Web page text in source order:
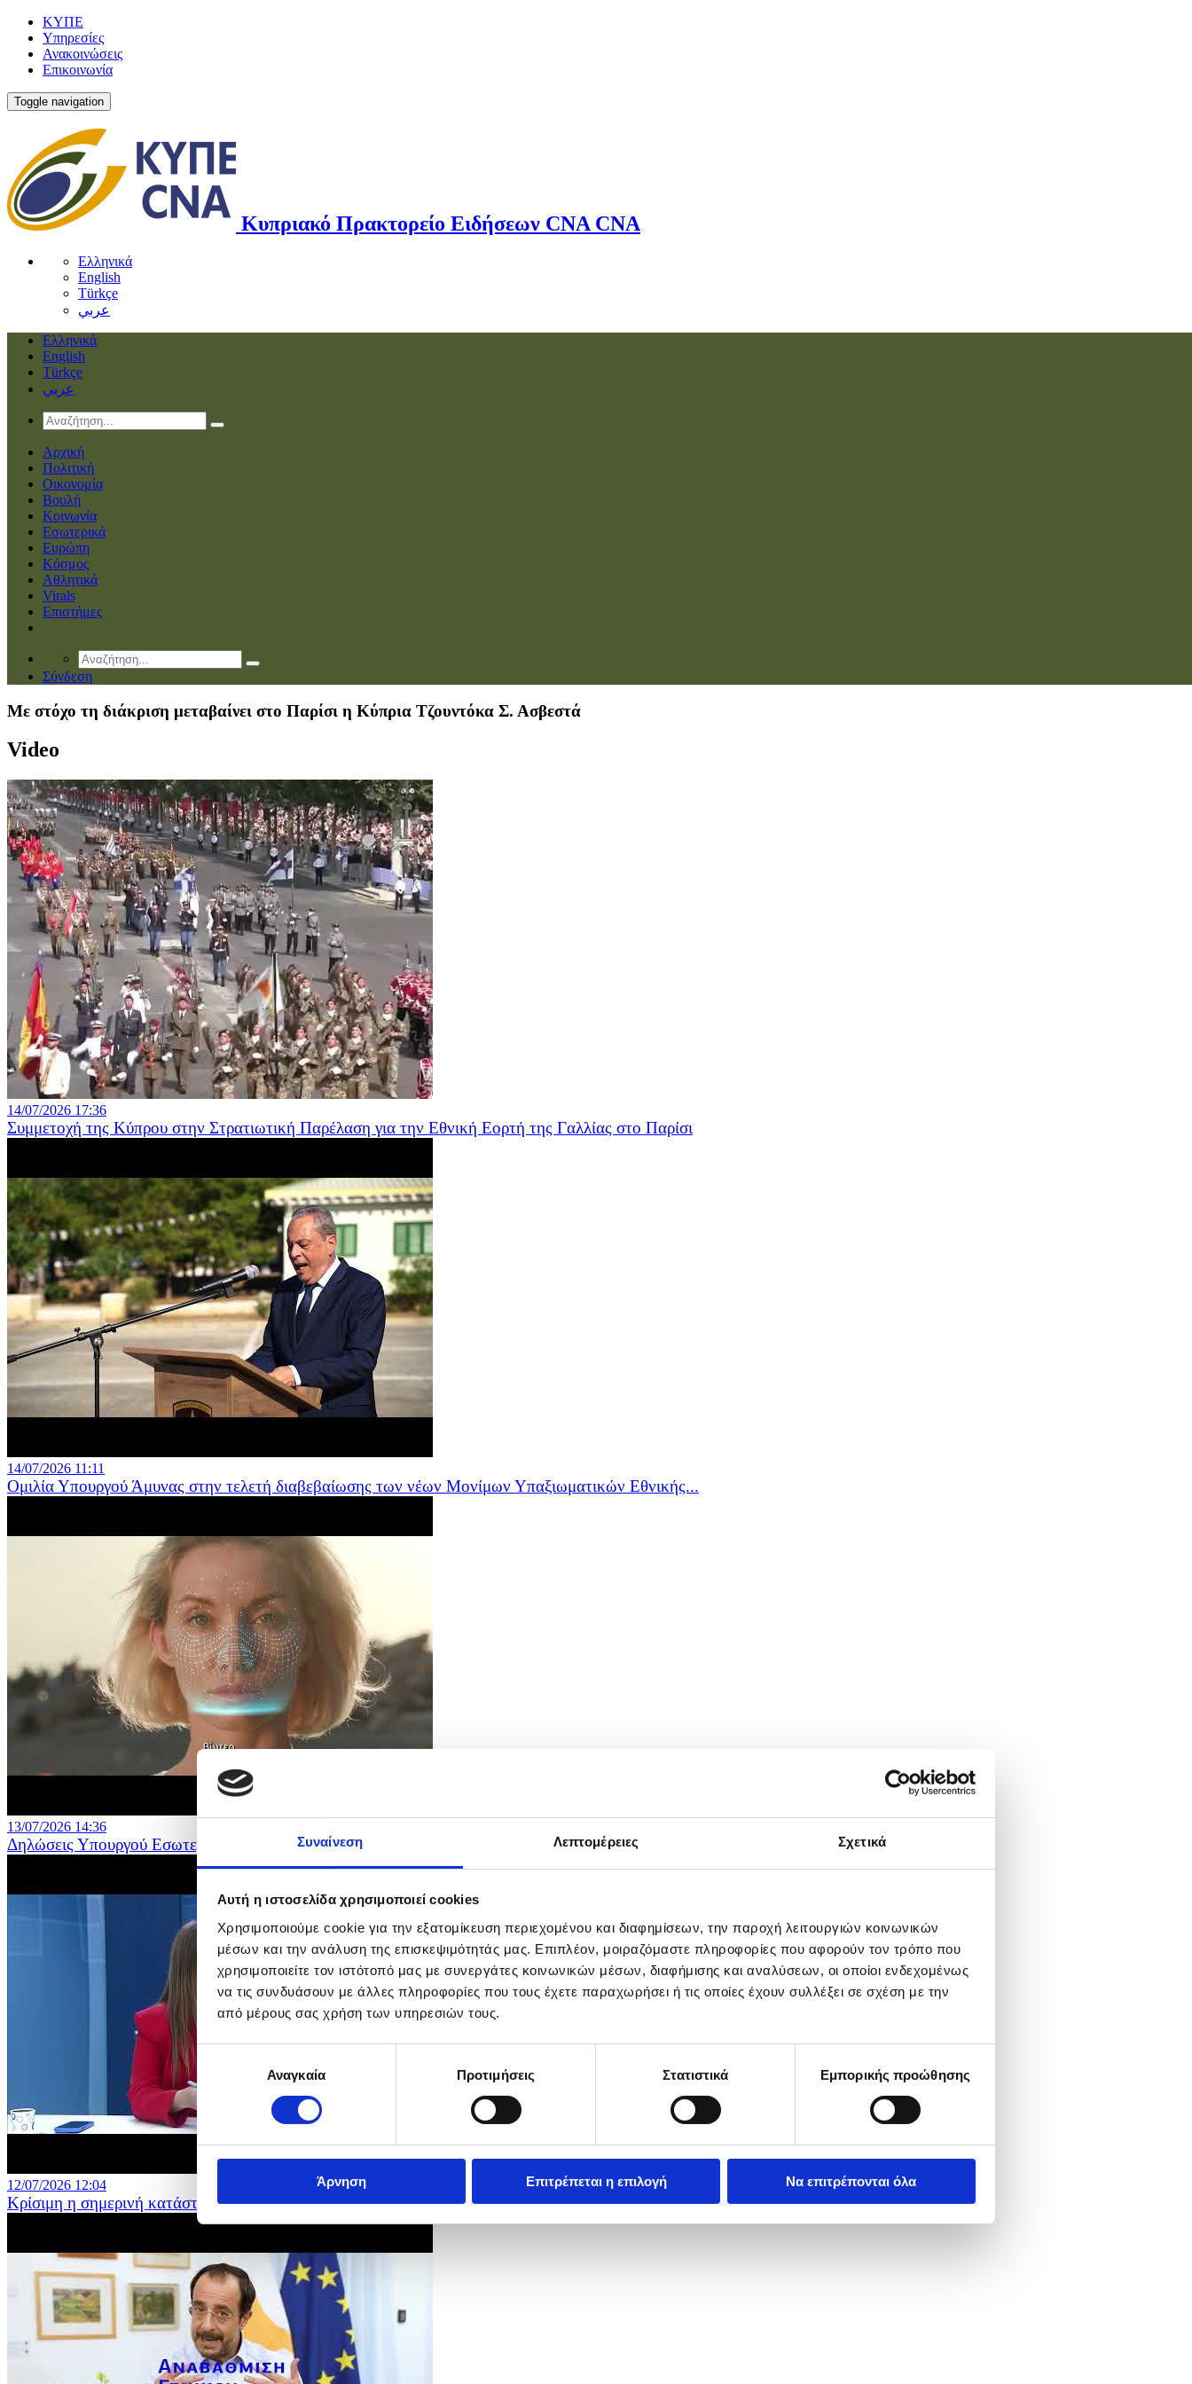
Συναίνεση Λεπτομέρειες Σχετικά
Αυτή η ιστοσελίδα χρησιμοποιεί cookies
Χρησιμοποιούμε cookie για την εξατομίκευση περιεχομένου και διαφημίσεων, την παροχή λειτουργιών κοινωνικών
μέσων και την ανάλυση της επισκεψιμότητάς μας. Επιπλέον, μοιραζόμαστε πληροφορίες που αφορούν τον τρόπο που
χρησιμοποιείτε τον ιστότοπό μας με συνεργάτες κοινωνικών μέσων, διαφήμισης και αναλύσεων, οι οποίοι ενδεχομένως
να τις συνδυάσουν με άλλες πληροφορίες που τους έχετε παραχωρήσει ή τις οποίες έχουν συλλέξει σε σχέση με την
από μέρους σας χρήση των υπηρεσιών τους.
συγκατάθεσηςΑναγκαία Προτιμήσεις Στατιστικά Εμπορικής προώθησης
Άρνηση Επιτρέπεται η επιλογή Να επιτρέπονται όλα
ΚΥΠΕ
Υπηρεσίες
Ανακοινώσεις
Επικοινωνία
Toggle navigation
Κυπριακό Πρακτορείο Ειδήσεων CNA CNA
Ελληνικά
English
Türkçe
عربي
Ελληνικά
English
Türkçe
عربي
Αρχική
Πολιτική
Οικονομία
Βουλή
Κοινωνία
Εσωτερικά
Ευρώπη
Κόσμος
Αθλητικά
Virals
Επιστήμες
Σύνδεση
Με στόχο τη διάκριση μεταβαίνει στο Παρίσι η Κύπρια Τζουντόκα Σ. Ασβεστά
Video
14/07/2026 17:36
Συμμετοχή της Κύπρου στην Στρατιωτική Παρέλαση για την Εθνική Εορτή της Γαλλίας στο Παρίσι
14/07/2026 11:11
Ομιλία Υπουργού Άμυνας στην τελετή διαβεβαίωσης των νέων Μονίμων Υπαξιωματικών Εθνικής...
13/07/2026 14:36
Δηλώσεις Υπουργού Εσωτερικών για την υπογραφή σύμβασης για υλοποίηση του Συστήματος Νέας...
12/07/2026 12:04
Κρίσιμη η σημερινή κατάσταση στη Δημόσια Εκπαίδευση δήλωσε η Πρόεδρος της ΠΟΕΔ